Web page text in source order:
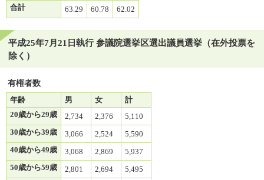
合計
63.29 60.78 62.02
平成25年7月21日執行 参議院選挙区選出議員選挙（在外投票を
除く）
有権者数
年齢
男 女
計
20歳から29歳
2,734 2,376
5,110
30歳から39歳
3,066 2,524
5,590
40歳から49歳
3,068 2,869
5,937
50歳から59歳
2,801 2,694
5,495